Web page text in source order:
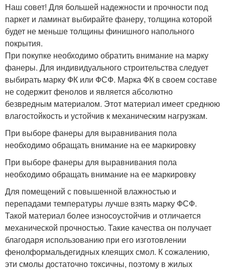
Наш совет! Для большей надежности и прочности под
паркет и ламинат выбирайте фанеру, толщина которой
будет не меньше толщины финишного напольного
покрытия.
При покупке необходимо обратить внимание на марку
фанеры. Для индивидуального строительства следует
выбирать марку ФК или ФСФ. Марка ФК в своем составе
не содержит фенолов и является абсолютно
безвредным материалом. Этот материал имеет среднюю
влагостойкость и устойчив к механическим нагрузкам.
При выборе фанеры для выравнивания пола
необходимо обращать внимание на ее маркировку
При выборе фанеры для выравнивания пола
необходимо обращать внимание на ее маркировку
Для помещений с повышенной влажностью и
перепадами температуры лучше взять марку ФСФ.
Такой материал более износоустойчив и отличается
механической прочностью. Такие качества он получает
благодаря использованию при его изготовлении
фенолформальдегидных клеящих смол. К сожалению,
эти смолы достаточно токсичны, поэтому в жилых